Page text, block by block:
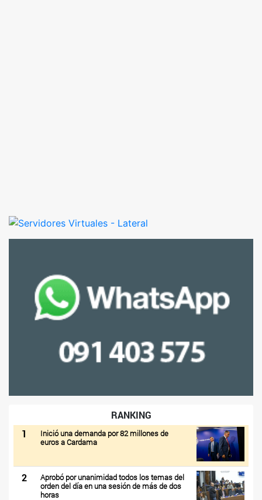
RANKING
1
Inició una demanda por 82 millones de
euros a Cardama
2
Aprobó por unanimidad todos los temas del
orden del día en una sesión de más de dos
horas